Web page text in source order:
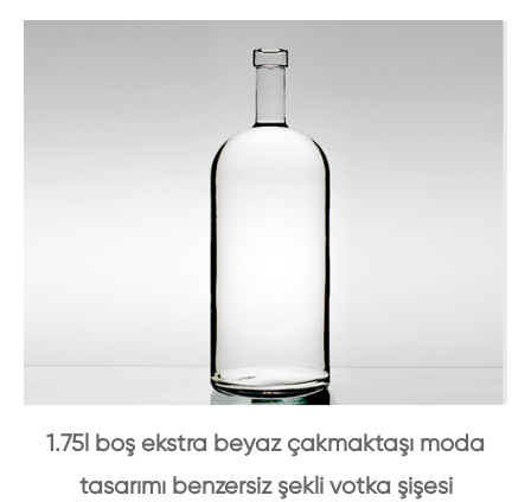
1.75l boş ekstra beyaz çakmaktaşı moda
tasarımı benzersiz şekli votka şişesi